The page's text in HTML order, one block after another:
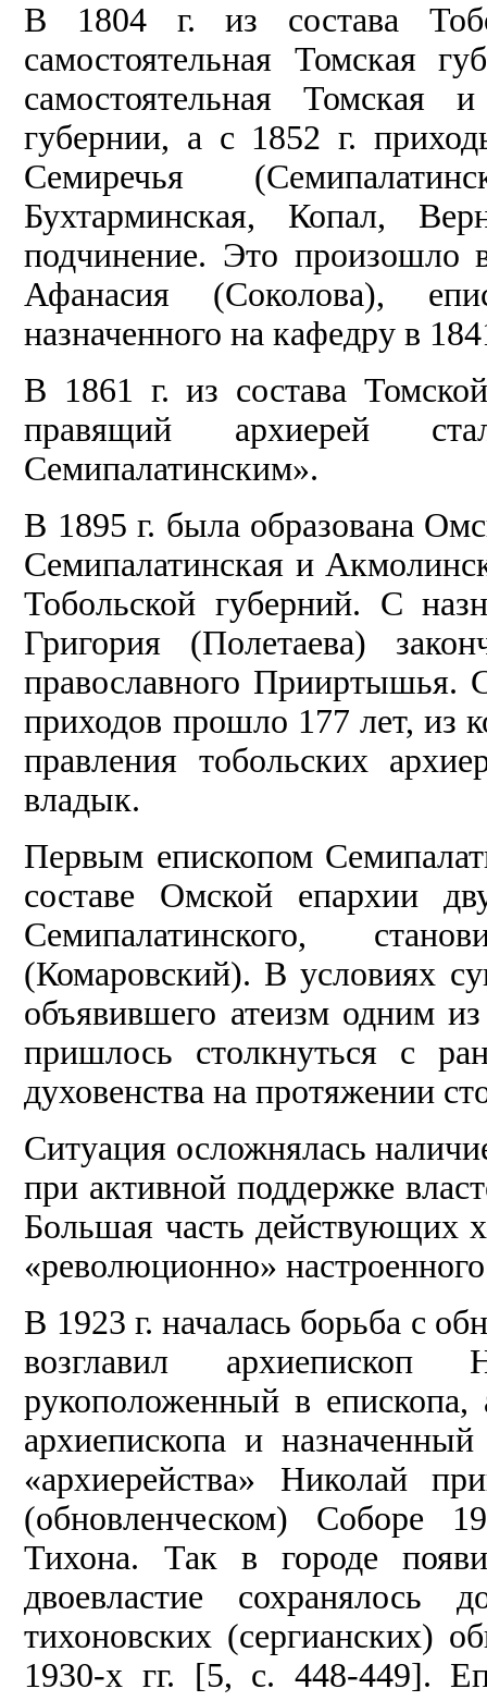
В 1804 г. из состава
самостоятельная Томская
самостоятельная Томская
губернии, а с 1852 г.
Семиречья
Бухтарминская, Копал,
подчинение. Это произошло
Афанасия (Соколова),
назначенного на кафедру в
В 1861 г. из состава
правящий архиерей
Семипалатинским».
В 1895 г. была образована
Семипалатинская и
Тобольской губерний. С
Григория (Полетаева)
православного Прииртышья.
приходов прошло 177 лет, из
правления тобольских
владык.
Первым епископом
составе Омской епархии
Семипалатинского,
(Комаровский). В условиях
объявившего атеизм одним
пришлось столкнуться с
духовенства на протяжении
Ситуация осложнялась
при активной поддержке
Большая часть действующих
«революционно»
В 1923 г. началась борьба с
возглавил
рукоположенный в
архиепископа и
«архиерейства» Николай
(обновленческом) Соборе
Тихона. Так в городе
двоевластие сохранялось
тихоновских (сергианских)
1930-х гг. [5, с. 448-449].